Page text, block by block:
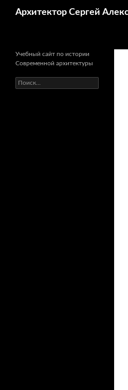
Архитектор Сергей
Учебный сайт по истории
Современной архитектуры
Найти: